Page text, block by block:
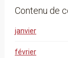
Contenu de
janvier
février